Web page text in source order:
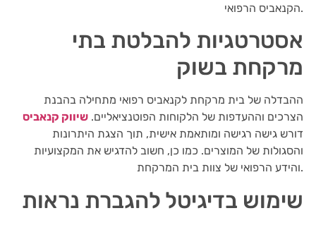
הקנאביס הרפואי.
אסטרטגיות להבלטת בתי
מרקחת בשוק
ההבדלה של בית מרקחת לקנאביס רפואי מתחילה בהבנת
הצרכים וההעדפות של הלקוחות הפוטנציאליים. שיווק קנאביס
דורש גישה רגישה ומותאמת אישית, תוך הצגת היתרונות
והסגולות של המוצרים. כמו כן, חשוב להדגיש את המקצועיות
והידע הרפואי של צוות בית המרקחת.
שימוש בדיגיטל להגברת נראות